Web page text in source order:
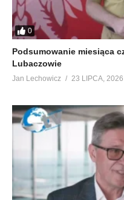
0
Podsumowanie miesiąca
Lubaczowie
Jan Lechowicz 23 LIPCA, 2026